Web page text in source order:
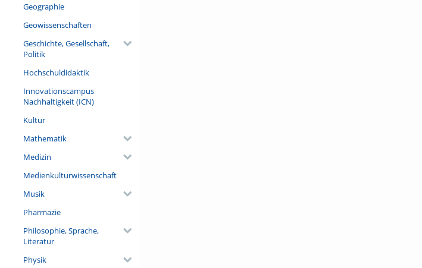
Geographie
Geowissenschaften
Geschichte, Gesellschaft,
Politik
Hochschuldidaktik
Innovationscampus
Nachhaltigkeit (ICN)
Kultur
Mathematik
Medizin
Medienkulturwissenschaft
Musik
Pharmazie
Philosophie, Sprache,
Literatur
Physik